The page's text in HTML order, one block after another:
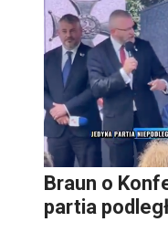
Braun o
partia